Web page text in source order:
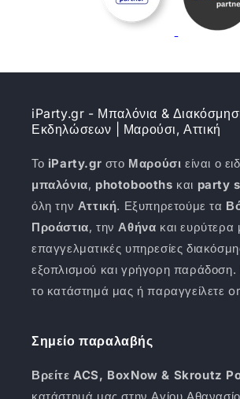
iParty.gr - Μπαλόνια &
Εκδηλώσεων | Μαρούσι, Αττική
Το iParty.gr στο Μαρούσι είναι ο
μπαλόνια, photobooths και party
όλη την Αττική. Εξυπηρετούμε τα
Προάστια, τηνΑθήνα και ευρύτερα
επαγγελματικές υπηρεσίες
εξοπλισμού και γρήγορη παράδοση.
το κατάστημά μας ή παραγγείλετε
Σημείο παραλαβής
Βρείτε ACS, BoxNow & Skroutz